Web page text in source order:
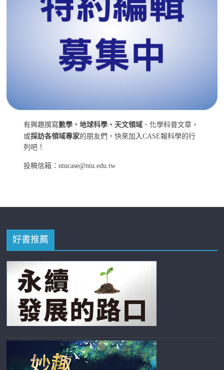
有興趣撰寫數學、地球科學、天文領域 、化學科普文章，
或採訪各領域專家的朋友們，快來加入CASE報科學的行
列吧！
投稿信箱：ntucase@ntu.edu.tw
好書推薦